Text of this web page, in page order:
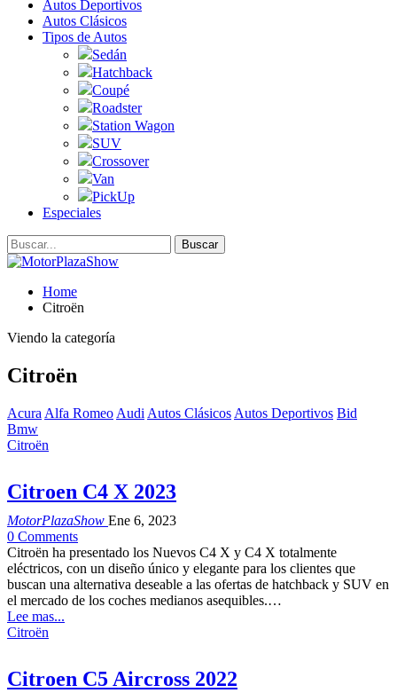
Autos Deportivos
Autos Clásicos
Tipos de Autos
Sedán
Hatchback
Coupé
Roadster
Station Wagon
SUV
Crossover
Van
PickUp
Especiales
Home
Citroën
Viendo la categoría
Citroën
Acura Alfa Romeo Audi Autos Clásicos Autos Deportivos Bid
Bmw
Citroën
Citroen C4 X 2023
MotorPlazaShow Ene 6, 2023
0 Comments
Citroën ha presentado los Nuevos C4 X y C4 X totalmente
eléctricos, con un diseño único y elegante para los clientes que
buscan una alternativa deseable a las ofertas de hatchback y SUV en
el mercado de los coches medianos asequibles.…
Lee mas...
Citroën
Citroen C5 Aircross 2022